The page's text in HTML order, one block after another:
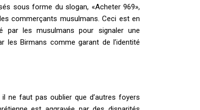
sous forme du slogan, «Acheter 969»,
commerçants musulmans. Ceci est en
par les musulmans pour signaler une
les Birmans comme garant de l’identité
ne faut pas oublier que d’autres foyers